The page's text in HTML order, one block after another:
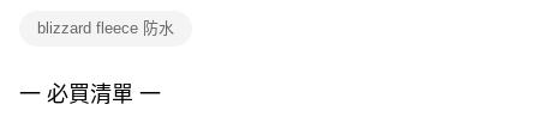
任。
請求用戶進行身份認證。
５．嚴禁一人註冊多個帳號或使用他人資訊註冊。若發現惡意使用之情形，
blizzard fleece 防水
一 必買清單 一